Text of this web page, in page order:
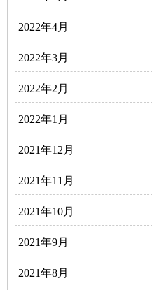
2022年4月
2022年3月
2022年2月
2022年1月
2021年12月
2021年11月
2021年10月
2021年9月
2021年8月